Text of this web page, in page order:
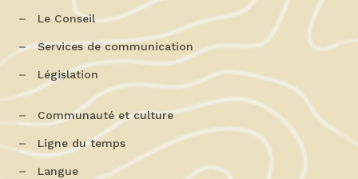
Le Conseil
Services de communication
Législation
Communauté et culture
Ligne du temps
Langue